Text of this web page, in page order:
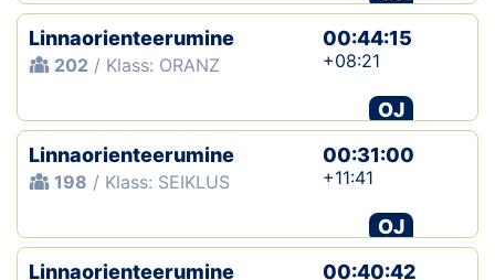
Linnaorienteerumine
202 / Klass: ORANZ
00:44:15
+08:21
OJ
Linnaorienteerumine
198 / Klass: SEIKLUS
00:31:00
+11:41
OJ
Linnaorienteerumine
00:40:42